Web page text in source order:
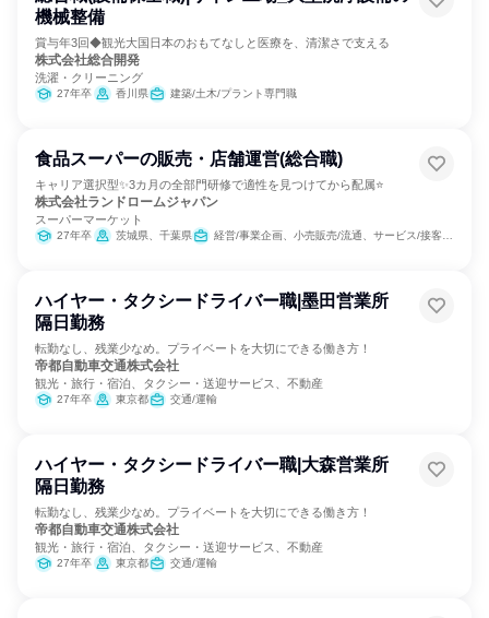
機械整備
賞与年3回◆観光大国日本のおもてなしと医療を、清潔さで支える
株式会社総合開発
洗濯・クリーニング
27年卒 香川県 建築/土木/プラント専門職
食品スーパーの販売・店舗運営(総合職)
キャリア選択型✨3カ月の全部門研修で適性を見つけてから配属⭐
株式会社ランドロームジャパン
スーパーマーケット
27年卒 茨城県、千葉県 経営/事業企画、小売販売/流通、サービス/接客、SCM/生産管理/購買/物流、人事、商品企画
ハイヤー・タクシードライバー職|墨田営業所
隔日勤務
転勤なし、残業少なめ。プライベートを大切にできる働き方！
帝都自動車交通株式会社
観光・旅行・宿泊、タクシー・送迎サービス、不動産
27年卒 東京都 交通/運輸
ハイヤー・タクシードライバー職|大森営業所
隔日勤務
転勤なし、残業少なめ。プライベートを大切にできる働き方！
帝都自動車交通株式会社
観光・旅行・宿泊、タクシー・送迎サービス、不動産
27年卒 東京都 交通/運輸